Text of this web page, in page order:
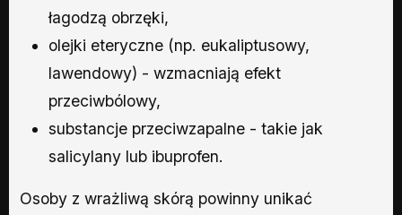
łagodzą obrzęki,
olejki eteryczne (np. eukaliptusowy,
lawendowy) - wzmacniają efekt
przeciwbólowy,
substancje przeciwzapalne - takie jak
salicylany lub ibuprofen.
Osoby z wrażliwą skórą powinny unikać